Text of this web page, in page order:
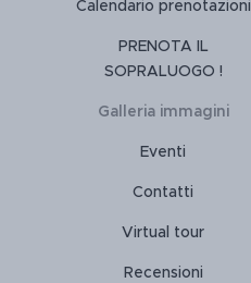
Calendario prenotazioni
PRENOTA IL
SOPRALUOGO !
Galleria immagini
Eventi
Contatti
Virtual tour
Recensioni